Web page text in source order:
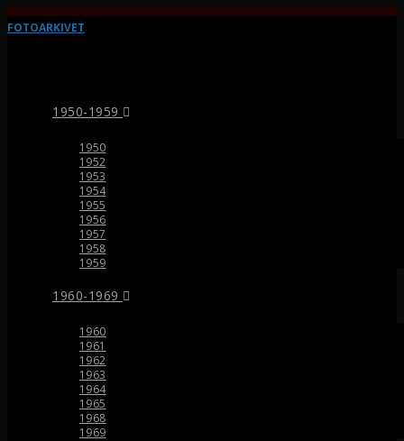
FOTOARKIVET
1950-1959
1950
1952
1953
1954
1955
1956
1957
1958
1959
1960-1969
1960
1961
1962
1963
1964
1965
1968
1969